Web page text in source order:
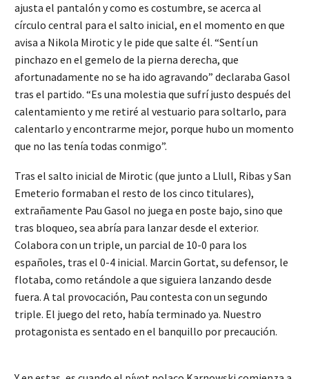
ajusta el pantalón y como es costumbre, se acerca al
círculo central para el salto inicial, en el momento en que
avisa a Nikola Mirotic y le pide que salte él. “Sentí un
pinchazo en el gemelo de la pierna derecha, que
afortunadamente no se ha ido agravando” declaraba Gasol
tras el partido. “Es una molestia que sufrí justo después del
calentamiento y me retiré al vestuario para soltarlo, para
calentarlo y encontrarme mejor, porque hubo un momento
que no las tenía todas conmigo”.
Tras el salto inicial de Mirotic (que junto a Llull, Ribas y San
Emeterio formaban el resto de los cinco titulares),
extrañamente Pau Gasol no juega en poste bajo, sino que
tras bloqueo, sea abría para lanzar desde el exterior.
Colabora con un triple, un parcial de 10-0 para los
españoles, tras el 0-4 inicial. Marcin Gortat, su defensor, le
flotaba, como retándole a que siguiera lanzando desde
fuera. A tal provocación, Pau contesta con un segundo
triple. El juego del reto, había terminado ya. Nuestro
protagonista es sentado en el banquillo por precaución.